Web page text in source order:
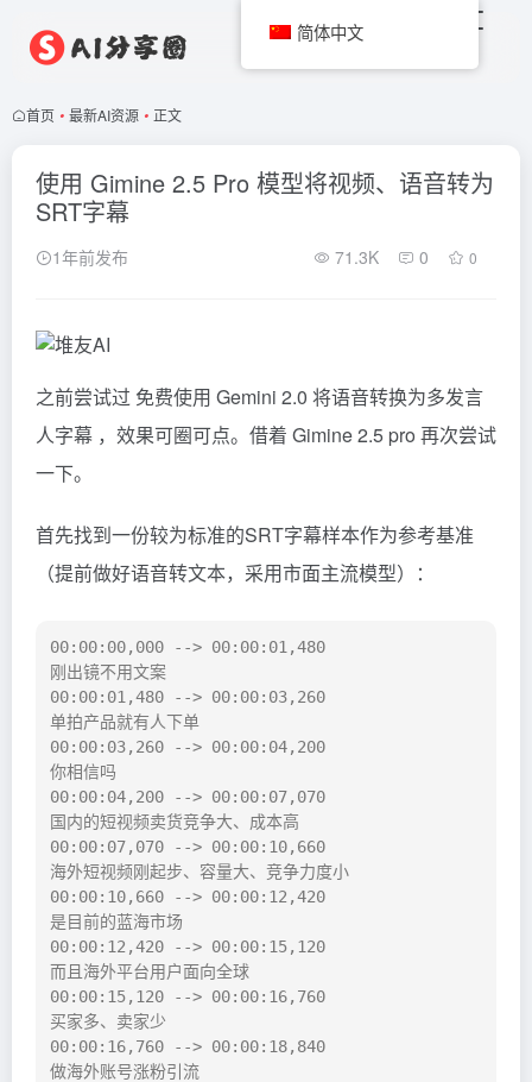
首页 • 最新AI资源 • 正文
使用 Gimine 2.5 Pro 模型将视频、语音转为
SRT字幕
1年前发布 71.3K 0 0
之前尝试过 免费使用 Gemini 2.0 将语音转换为多发言
人字幕 ，效果可圈可点。借着 Gimine 2.5 pro 再次尝试
一下。
首先找到一份较为标准的SRT字幕样本作为参考基准
（提前做好语音转文本，采用市面主流模型）：
00:00:00,000 --> 00:00:01,480
刚出镜不用文案
00:00:01,480 --> 00:00:03,260
单拍产品就有人下单
00:00:03,260 --> 00:00:04,200
你相信吗
00:00:04,200 --> 00:00:07,070
国内的短视频卖货竞争大、成本高
00:00:07,070 --> 00:00:10,660
海外短视频刚起步、容量大、竞争力度小
00:00:10,660 --> 00:00:12,420
是目前的蓝海市场
00:00:12,420 --> 00:00:15,120
而且海外平台用户面向全球
00:00:15,120 --> 00:00:16,760
买家多、卖家少
00:00:16,760 --> 00:00:18,840
做海外账号涨粉引流
简体中文